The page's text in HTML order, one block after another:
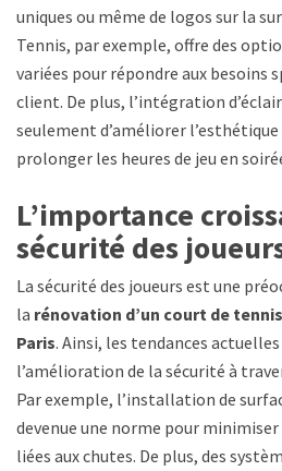
uniques ou même de logos sur la
Tennis, par exemple, offre des
variées pour répondre aux besoins
client. De plus, l’intégration
seulement d’améliorer l’esthétique
prolonger les heures de jeu en
L’importance
sécurité des
La sécurité des joueurs est une
la rénovation d’un court de
Paris. Ainsi, les tendances
l’amélioration de la sécurité à
Par exemple, l’installation de
devenue une norme pour minimiser
liées aux chutes. De plus, des